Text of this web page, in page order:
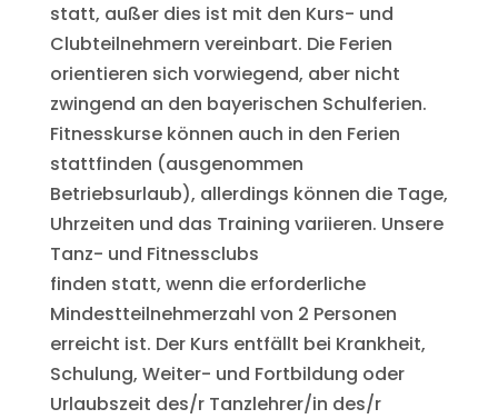
statt, außer dies ist mit den Kurs- und
Clubteilnehmern vereinbart. Die Ferien
orientieren sich vorwiegend, aber nicht
zwingend an den bayerischen Schulferien.
Fitnesskurse können auch in den Ferien
stattfinden (ausgenommen
Betriebsurlaub), allerdings können die Tage,
Uhrzeiten und das Training variieren. Unsere
Tanz- und Fitnessclubs
finden statt, wenn die erforderliche
Mindestteilnehmerzahl von 2 Personen
erreicht ist. Der Kurs entfällt bei Krankheit,
Schulung, Weiter- und Fortbildung oder
Urlaubszeit des/r Tanzlehrer/in des/r